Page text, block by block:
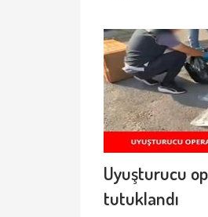
Uyuşturucu
tutuklandı